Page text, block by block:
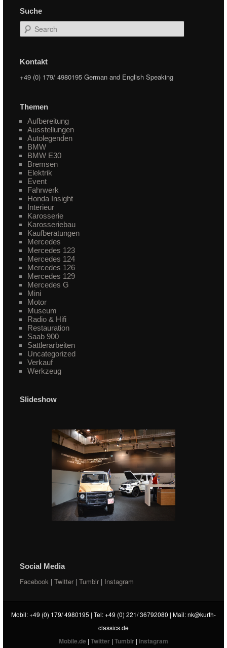
Suche
Search
Kontakt
+49 (0) 179/ 4980195 German and English Speaking
Themen
Aufbereitung
Ausstellungen
Autolegenden
BMW
BMW E30
Bremsen
Elektrik
Event
Fahrwerk
Honda Insight
Interieur
Karosserie
Karosseriebau
Kaufberatungen
Mercedes
Mercedes 123
Mercedes 124
Mercedes 126
Mercedes 129
Mercedes G
Mini
Motor
Museum
Radio & Hifi
Restauration
Saab 900
Sattlerarbeiten
Uncategorized
Verkauf
Werkzeug
Slideshow
Social Media
Facebook |Twitter |Tumblr | Instagram
Mobil: +49 (0) 179/ 4980195 | Tel: +49 (0) 221/ 36792080 | Mail:nk@kurth-
classics.de
Mobile.de | Twitter | Tumblr | Instagram